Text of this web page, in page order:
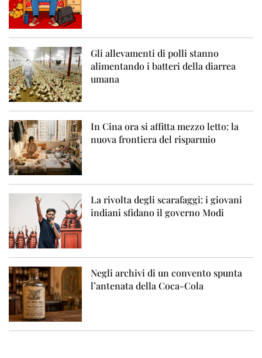
Gli allevamenti di polli stanno
alimentando i batteri della diarrea
umana
In Cina ora si affitta mezzo letto: la
nuova frontiera del risparmio
La rivolta degli scarafaggi: i giovani
indiani sfidano il governo Modi
Negli archivi di un convento spunta
l’antenata della Coca-Cola